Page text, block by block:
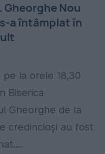
Gheorghe Nou
a întâmplat în
la orele 18,30
Biserica
Gheorghe de la
credincioși au fost